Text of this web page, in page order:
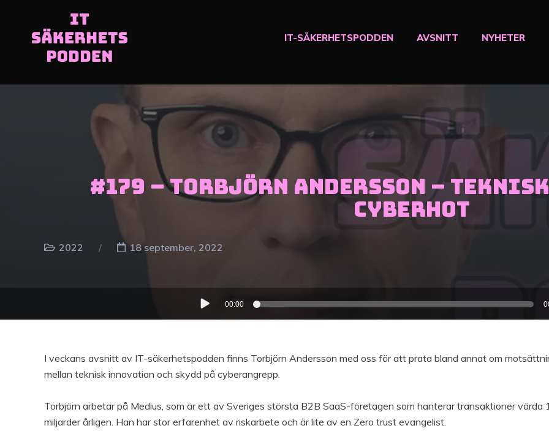
IT-SÄKERHETSPODDEN AVSNITT NYHETER
#179 – Torbjörn Andersson –
cyberhot
2022 18 september, 2022
00:00
I veckans avsnitt av IT-säkerhetspodden finns Torbjörn Andersson med oss för att prata bland annat om
mellan teknisk innovation och skydd på cyberangrepp.
Torbjörn arbetar på Medius, som är ett av Sveriges största B2B SaaS-företagen som hanterar transaktioner värda
miljarder årligen. Han har stor erfarenhet av riskarbete och är lite av en Zero trust evangelist.